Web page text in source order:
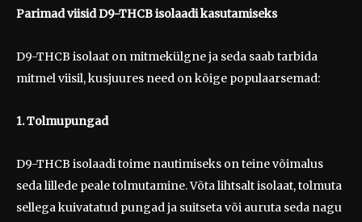
Parimad viisid D9-THCB isolaadi kasutamiseks
D9-THCB isolaat on mitmekülgne ja seda saab tarbida
mitmel viisil, kusjuures need on kõige populaarsemad:
1. Tolmupungad
D9-THCB isolaadi toime nautimiseks on teine võimalus
seda lillede peale tolmutamine. Võta lihtsalt isolaat, tolmuta
sellega kuivatatud pungad ja suitseta või auruta seda nagu